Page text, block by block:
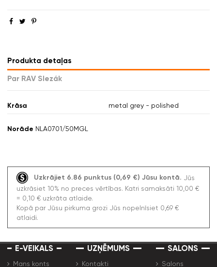
Produkta detaļas
Par RAV Slezák
Krāsa metal grey - polished
Norāde NLA0701/50MGL
Uzkrājiet 6.86 punktus (0,69 €) Jūsu kontā. Jūs
uzkrāsiet 10% no preces vērtības. Katri samaksāti 10,00 €
= 0,10 € uzkrāta atlaide.
Kopā par Jūsu pirkuma grozi Jūs nopelnīsiet 0,69 €
atlaidi.
E-VEIKALS
Mans konts
UZŅĒMUMS
Kontakti
SALONS
Salons